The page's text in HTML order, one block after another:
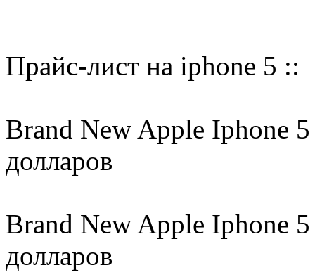
Прайс-лист на iphone 5 ::
Brand New Apple Iphone
долларов
Brand New Apple Iphone
долларов